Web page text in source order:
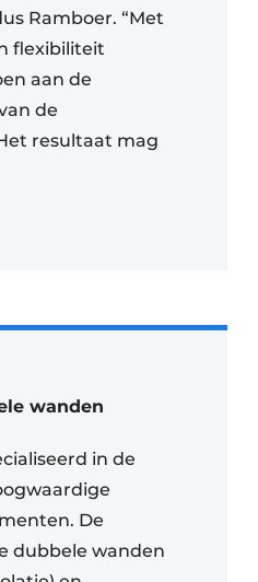
Ramboer. “Met
flexibiliteit
aan de
de
resultaat mag
wanden
in de
De
dubbele wanden